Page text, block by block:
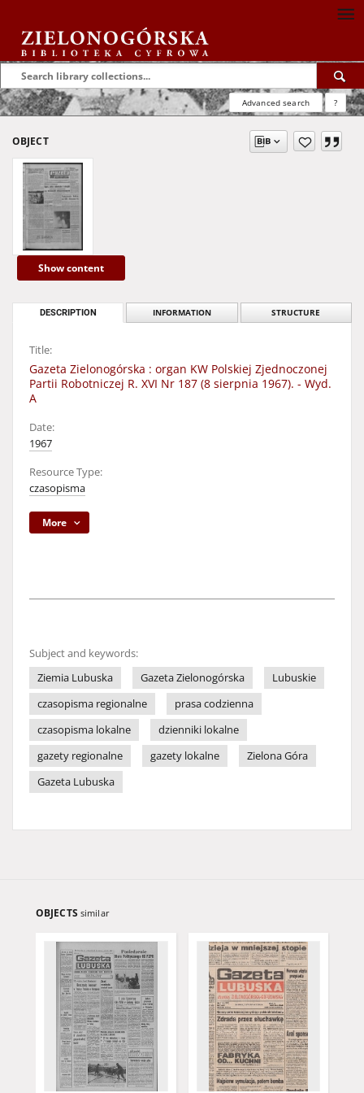
Advanced search ?
OBJECT
Show content
DESCRIPTION INFORMATION STRUCTURE
Title:
Gazeta Zielonogórska : organ KW Polskiej Zjednoczonej
Partii Robotniczej R. XVI Nr 187 (8 sierpnia 1967). - Wyd.
A
Date:
1967
Resource Type:
czasopisma
More
Subject and keywords:
Ziemia Lubuska
Gazeta Zielonogórska
Lubuskie
czasopisma regionalne
prasa codzienna
czasopisma lokalne
dzienniki lokalne
gazety regionalne
gazety lokalne
Zielona Góra
Gazeta Lubuska
OBJECTS similar